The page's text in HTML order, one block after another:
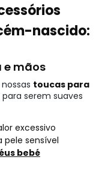
nascido:
e mãos
toucas para
serem suaves
excessivo
pele sensível
bebé